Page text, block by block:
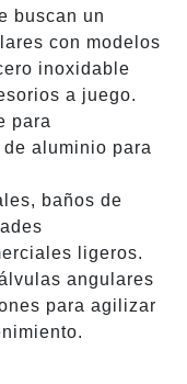
buscan un
con modelos
inoxidable
a juego.
para
aluminio para
baños de
ligeros.
angulares
para agilizar